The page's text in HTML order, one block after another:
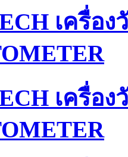
เครื่อ
เครื่อ